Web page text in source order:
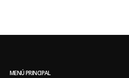
MENÚ PRINCIPAL